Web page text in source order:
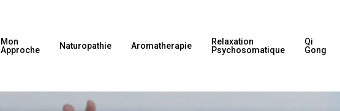
Mon
Approche
Naturopathie Aromatherapie
Relaxation
Psychosomatique
Qi
Gong